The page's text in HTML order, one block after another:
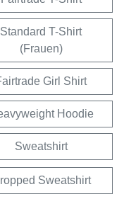
Standard T-Shirt
(Frauen)
Girl Shirt
Hoodie
Sweatshirt
Sweatshirt